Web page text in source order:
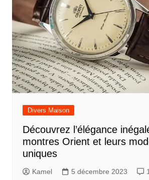
Divers Maison
Découvrez l’élégance
montres Orient et leurs
uniques
Kamel 5 décembre 2023 1